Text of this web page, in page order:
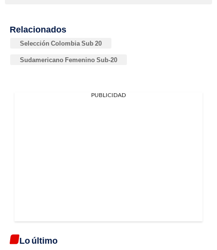
Relacionados
Selección Colombia Sub 20
Sudamericano Femenino Sub-20
PUBLICIDAD
Lo último